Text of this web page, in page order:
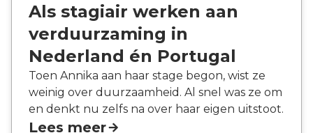
Als stagiair werken aan
verduurzaming in
Nederland én Portugal
Toen Annika aan haar stage begon, wist ze
weinig over duurzaamheid. Al snel was ze om
en denkt nu zelfs na over haar eigen uitstoot.
Lees meer